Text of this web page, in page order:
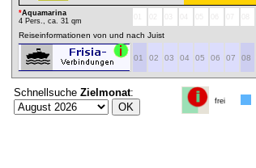
*Aquamarina
4 Pers., ca. 31 qm
Reiseinformationen von und nach Juist
01 02 03 04 05 06 07 08
Schnellsuche Zielmonat:
frei